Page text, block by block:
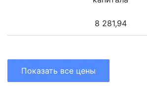
8 281,94
Показать все цены